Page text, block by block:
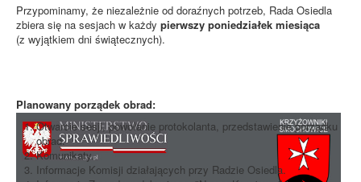
Przypominamy, że niezależnie od doraźnych potrzeb, Rada Osiedla
zbiera się na sesjach w każdy pierwszy poniedziałek miesiąca
(z wyjątkiem dni świątecznych).
Planowany porządek obrad:
Otwarcie sesji, powołanie protokolanta, przedstawienie porządku
obrad.
Komunikaty.
Informacje Komisji działających przy Radzie Osiedla.